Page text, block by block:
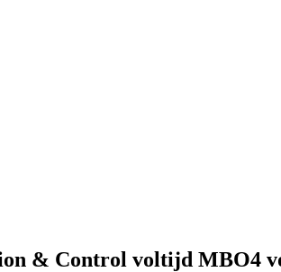
& Control voltijd MBO4